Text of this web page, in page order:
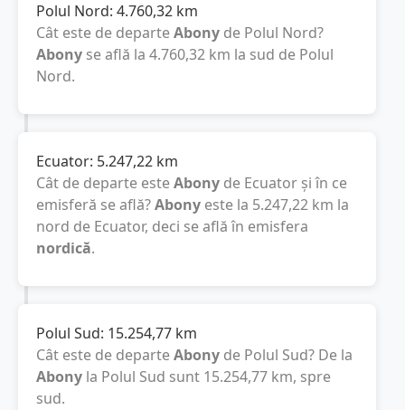
Polul Nord: 4.760,32 km
Cât este de departeAbony de Polul Nord?
Abony se află la 4.760,32 km la sud de Polul
Nord.
Ecuator: 5.247,22 km
Cât de departe esteAbony de Ecuator și în ce
emisferă se află?Abony este la 5.247,22 km la
nord de Ecuator, deci se află în emisfera
nordică.
Polul Sud: 15.254,77 km
Cât este de departeAbony de Polul Sud? De la
Abony la Polul Sud sunt 15.254,77 km, spre
sud.